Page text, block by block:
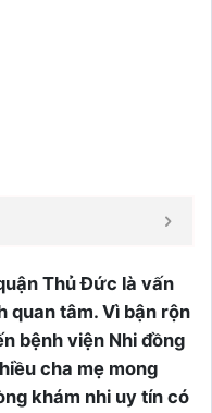
Thủ Đức là vấn
quan tâm. Vì bận rộn
bệnh viện Nhi đồng
cha mẹ mong
khám nhi uy tín có